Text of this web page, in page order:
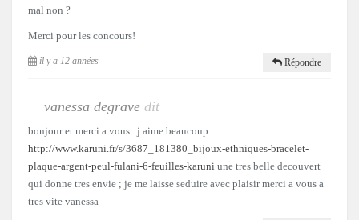
mal non ?
Merci pour les concours!
il y a 12 années Répondre
vanessa degrave dit
bonjour et merci a vous . j aime beaucoup
http://www.karuni.fr/s/3687_181380_bijoux-ethniques-bracelet-
plaque-argent-peul-fulani-6-feuilles-karuni une tres belle decouvert
qui donne tres envie ; je me laisse seduire avec plaisir merci a vous a
tres vite vanessa